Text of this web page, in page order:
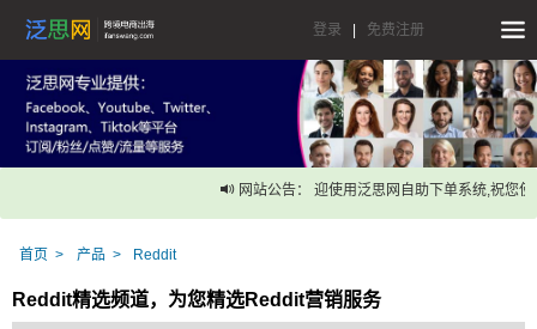
登录 免费注册
网站公告： 迎使用泛思网自助下单系统,祝您使
首页 产品 Reddit
Reddit精选频道，为您精选Reddit营销服务